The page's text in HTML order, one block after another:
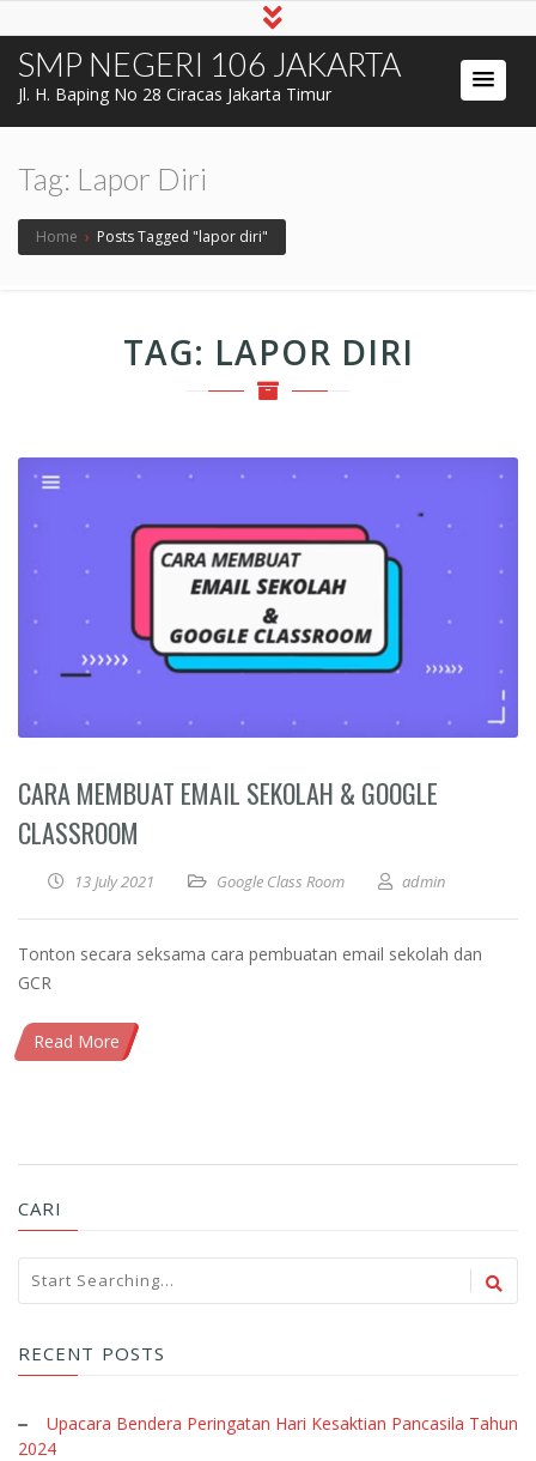
SMP NEGERI 106 JAKARTA
Jl. H. Baping No 28 Ciracas Jakarta Timur
Tag: Lapor Diri
Home › Posts Tagged "lapor diri"
TAG: LAPOR DIRI
CARA MEMBUAT EMAIL SEKOLAH & GOOGLE
CLASSROOM
13 July 2021 Google Class Room admin
Tonton secara seksama cara pembuatan email sekolah dan
GCR
Read More
CARI
RECENT POSTS
Upacara Bendera Peringatan Hari Kesaktian Pancasila Tahun
2024